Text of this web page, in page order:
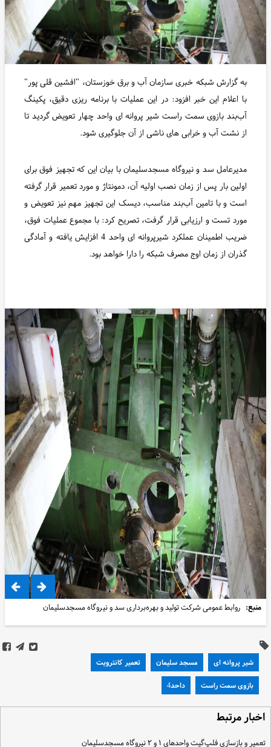
به گزارش شبکه خبری سازمان آب و برق خوزستان، "افشین قلی پور"
با اعلام این خبر افزود: در این عملیات با برنامه ریزی دقیق، پکینگ
آب‌بند بازوی سمت راست شیر پروانه ای واحد چهار تعویض گردید تا
از نشت آب و خرابی های ناشی از آن جلوگیری شود.
مدیرعامل سد و نیروگاه مسجدسلیمان با بیان این که تجهیز فوق برای
اولین بار پس از زمان نصب اولیه آن، دمونتاژ و مورد تعمیر قرار گرفته
است و با تامین آب‌بند مناسب، دیسک این تجهیز مهم نیز تعویض و
مورد تست و ارزیابی قرار گرفت، تصریح کرد: با مجموع عملیات فوق،
ضریب اطمینان عملکرد شیرپروانه ای واحد 4 افزایش یافته و آمادگی
گذران از زمان اوج مصرف شبکه را دارا خواهد بود.
منبع: روابط عمومی شرکت تولید و بهره‌برداری سد و نیروگاه مسجدسلیمان
شیر پروانه ای مسجد سلیمان تعمیر کانترویت
بازوی سمت راست داحد4
اخبار مرتبط
تعمیر و بازسازی فلپ‌گیت واحدهای ۱ و ۲ نیروگاه مسجدسلیمان